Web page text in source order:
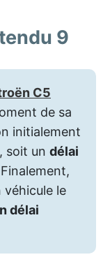
9
C5
de sa
initialement
soit un délai
véhicule le
délai